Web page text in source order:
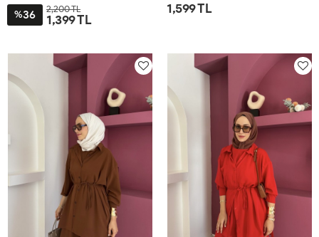
%36 2,200 TL
1,399 TL
1,599 TL